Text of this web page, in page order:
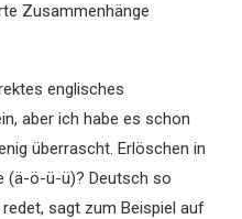
Zusammenhänge
englisches
aber ich habe es schon
überrascht. Erlöschen in
(ä-ö-ü-ü)? Deutsch so
sagt zum Beispiel auf